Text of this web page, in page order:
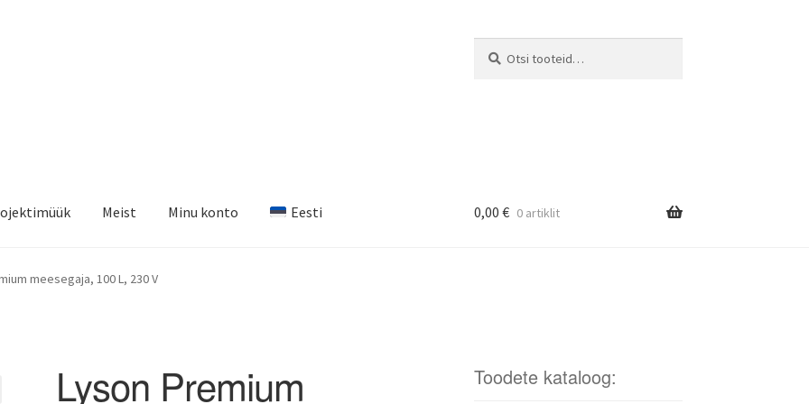
Meist Minu konto Eesti 0,00 € 0 artiklit
meesegaja, 100 L, 230 V
Lyson Premium
Toodete kataloog: